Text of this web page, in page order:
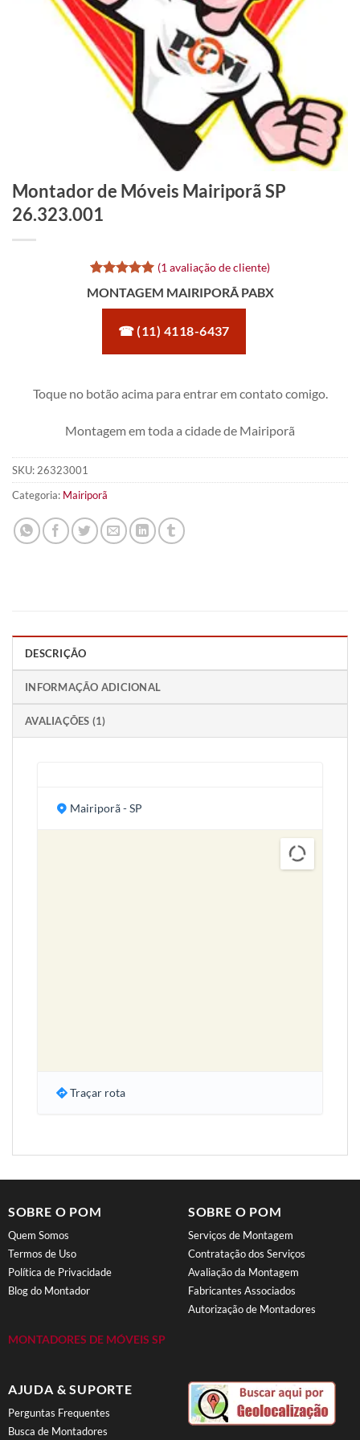
Montador de Móveis Mairiporã SP
26.323.001
Avaliado
como5de
5, com
baseado em
1
avaliação
(1 avaliação de cliente)
MONTAGEM MAIRIPORÃ PABX
☎ (11) 4118-6437
Toque no botão acima para entrar em contato comigo.
Montagem em toda a cidade de Mairiporã
SKU: 26323001
Categoria: Mairiporã
DESCRIÇÃO
INFORMAÇÃO ADICIONAL
AVALIAÇÕES (1)
Mairiporã - SP
Traçar rota
SOBRE O POM
Quem Somos
Termos de Uso
Política de Privacidade
Blog do Montador
MONTADORES DE MÓVEIS SP
SOBRE O POM
Serviços de Montagem
Contratação dos Serviços
Avaliação da Montagem
Fabricantes Associados
Autorização de Montadores
AJUDA & SUPORTE
Perguntas Frequentes
Busca de Montadores